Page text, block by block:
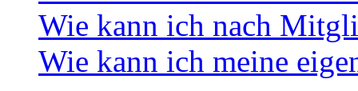
Wie kann ich nach
Wie kann ich meine